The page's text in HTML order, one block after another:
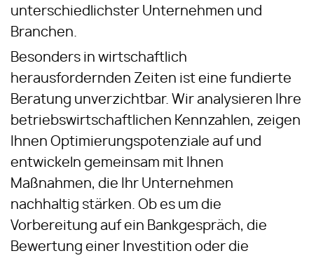
unterschiedlichster Unternehmen und
Branchen.
Besonders in wirtschaftlich
herausfordernden Zeiten ist eine fundierte
Beratung unverzichtbar. Wir analysieren Ihre
betriebswirtschaftlichen Kennzahlen, zeigen
Ihnen Optimierungspotenziale auf und
entwickeln gemeinsam mit Ihnen
Maßnahmen, die Ihr Unternehmen
nachhaltig stärken. Ob es um die
Vorbereitung auf ein Bankgespräch, die
Bewertung einer Investition oder die